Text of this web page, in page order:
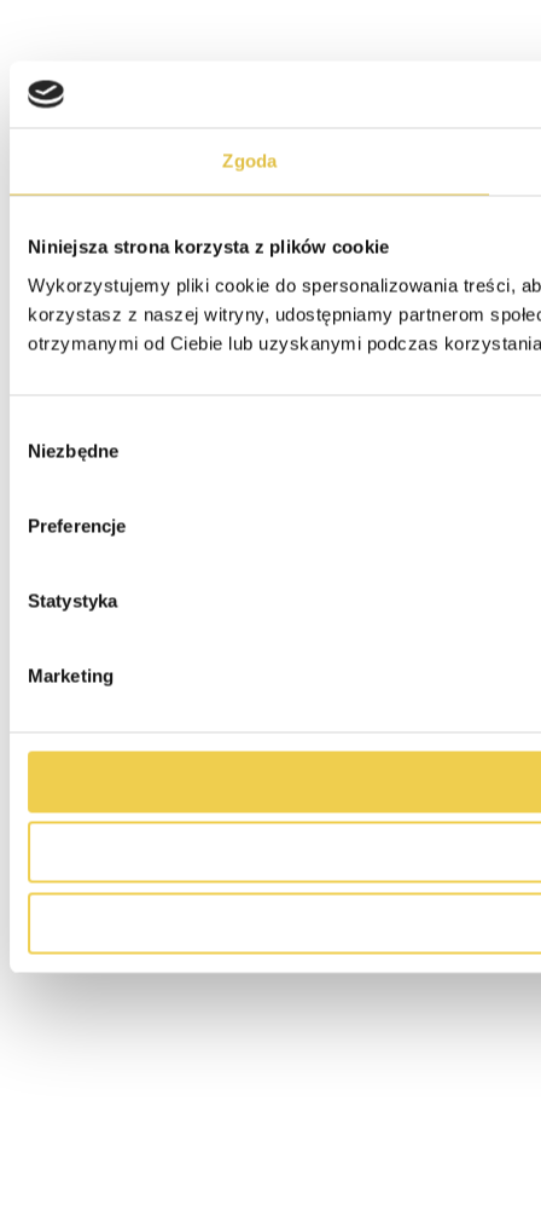
Zgoda
Niniejsza strona korzysta z plików cookie
Wykorzystujemy pliki cookie do spersonalizowania treści,
korzystasz z naszej witryny, udostępniamy partnerom
otrzymanymi od Ciebie lub uzyskanymi podczas
zgody
Niezbędne
Preferencje
Statystyka
Marketing